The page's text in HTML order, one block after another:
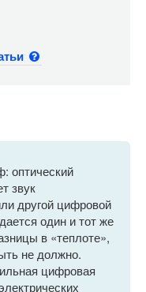
оптический
звук
другой цифровой
один и тот же
в «теплоте»,
не должно.
цифровая